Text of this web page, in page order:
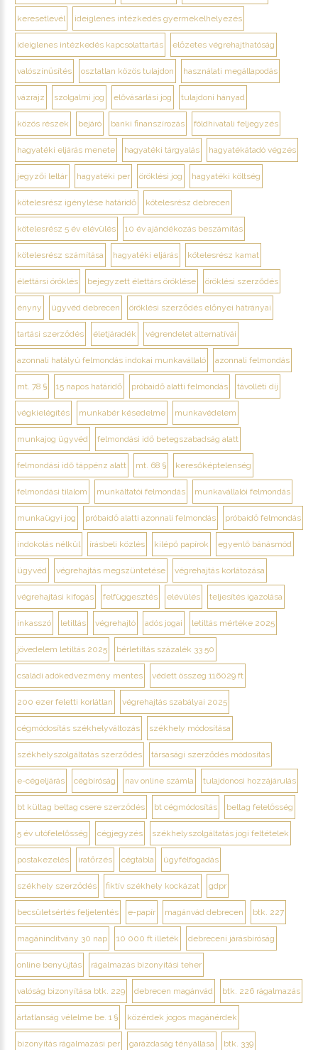
keresetlevél ideiglenes intézkedés gyermekelhelyezés
ideiglenes intézkedés kapcsolattartás előzetes végrehajthatóság
valószínűsítés osztatlan közös tulajdon használati megállapodás
vázrajz szolgalmi jog elővásárlási jog tulajdoni hányad
közös részek bejáró banki finanszírozás földhivatali feljegyzés
hagyatéki eljárás menete hagyatéki tárgyalás hagyatékátadó végzés
jegyzői leltár hagyatéki per öröklési jog hagyatéki költség
kötelesrész igénylése határidő kötelesrész debrecen
kötelesrész 5 év elévülés 10 év ajándékozás beszámítás
kötelesrész számítása hagyatéki eljárás kötelesrész kamat
élettársi öröklés bejegyzett élettárs öröklése öröklési szerződés
ényny ügyvéd debrecen öröklési szerződés előnyei hátrányai
tartási szerződés életjáradék végrendelet alternatívái
azonnali hatályú felmondás indokai munkavállaló azonnali felmondás
mt. 78 § 15 napos határidő próbaidő alatti felmondás távolléti díj
végkielégítés munkabér késedelme munkavédelem
munkajog ügyvéd felmondási idő betegszabadság alatt
felmondási idő táppénz alatt mt. 68 § keresőképtelenség
felmondási tilalom munkáltatói felmondás munkavállalói felmondás
munkaügyi jog próbaidő alatti azonnali felmondás próbaidő felmondás
indokolás nélkül írásbeli közlés kilépő papírok egyenlő bánásmód
ügyvéd végrehajtás megszüntetése végrehajtás korlátozása
végrehajtási kifogás felfüggesztés elévülés teljesítés igazolása
inkasszó letiltás végrehajtó adós jogai letiltás mértéke 2025
jövedelem letiltás 2025 bérletiltás százalék 33 50
családi adókedvezmény mentes védett összeg 116029 ft
200 ezer feletti korlátlan végrehajtás szabályai 2025
cégmódosítás székhelyváltozás székhely módosítása
székhelyszolgáltatás szerződés társasági szerződés módosítás
e-cégeljárás cégbíróság nav online számla tulajdonosi hozzájárulás
bt kültag beltag csere szerződés bt cégmódosítás beltag felelősség
5 év utófelelősség cégjegyzés székhelyszolgáltatás jogi feltételek
postakezelés iratőrzés cégtábla ügyfélfogadás
székhely szerződés fiktív székhely kockázat gdpr
becsületsértés feljelentés e-papír magánvád debrecen btk. 227
magánindítvány 30 nap 10 000 ft illeték debreceni járásbíróság
online benyújtás rágalmazás bizonyítási teher
valóság bizonyítása btk. 229 debrecen magánvád btk. 226 rágalmazás
ártatlanság vélelme be. 1 § közérdek jogos magánérdek
bizonyítás rágalmazási per garázdaság tényállása btk. 339